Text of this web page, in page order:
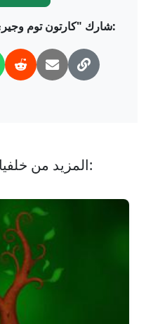
شارك "كارتون توم وجيري بأسلوب بسيط" مع الأصدقاء:
المزيد من خلفيات رسوم متحركة مثل هذه: